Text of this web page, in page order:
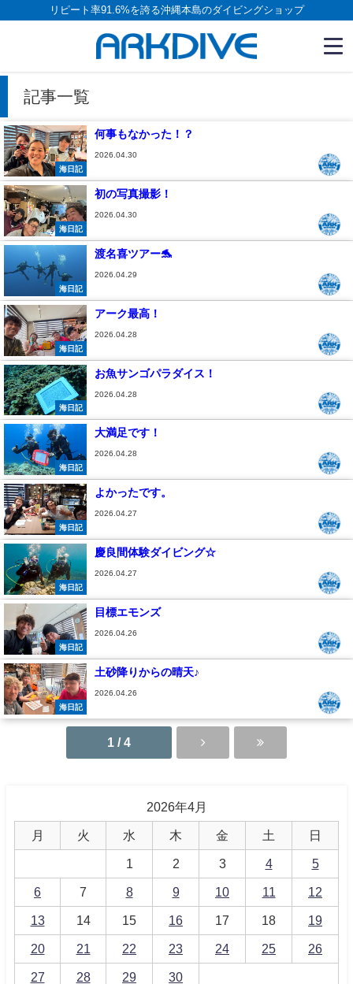
リピート率91.6%を誇る沖縄本島のダイビングショップ
記事一覧
海日記
何事もなかった！？
2026.04.30
海日記
初の写真撮影！
2026.04.30
海日記
渡名喜ツアー🐬
2026.04.29
海日記
アーク最高！
2026.04.28
海日記
お魚サンゴパラダイス！
2026.04.28
海日記
大満足です！
2026.04.28
海日記
よかったです。
2026.04.27
海日記
慶良間体験ダイビング☆
2026.04.27
海日記
目標エモンズ
2026.04.26
海日記
土砂降りからの晴天♪
2026.04.26
1 / 4
2026年4月
月 火 水 木 金 土 日
1 2 3 4 5
6 7 8 9 10 11 12
13 14 15 16 17 18 19
20 21 22 23 24 25 26
27 28 29
30